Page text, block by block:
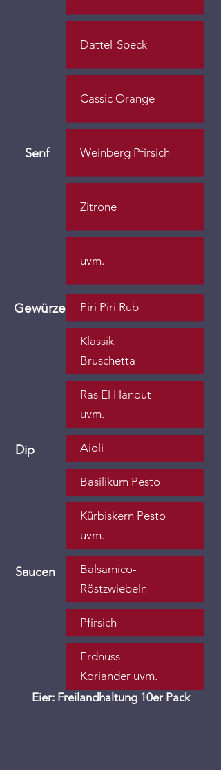
Eier: Freilandhaltung 10er Pack
Dattel-Speck
Cassic Orange
Weinberg Pfirsich
Zitrone
uvm.
Senf
Piri Piri Rub
Klassik
Bruschetta
Ras El Hanout
uvm.
Aioli
Basilikum Pesto
Kürbiskern Pesto
uvm.
Balsamico-
Röstzwiebeln
Pfirsich
Erdnuss-
Koriander uvm.
Gewürze
Dip
Saucen